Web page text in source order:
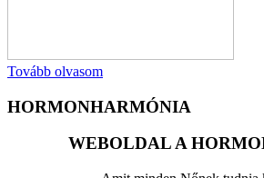
Tovább olvasom
HORMONHARMÓNIA
WEBOLDAL A